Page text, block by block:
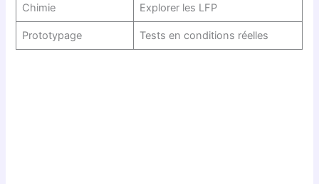
Chimie Explorer les LFP
Prototypage Tests en conditions réelles